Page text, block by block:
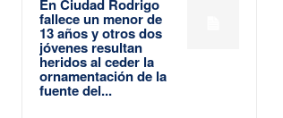
En Ciudad Rodrigo
fallece un menor de
13 años y otros dos
jóvenes resultan
heridos al ceder la
ornamentación de la
fuente del...